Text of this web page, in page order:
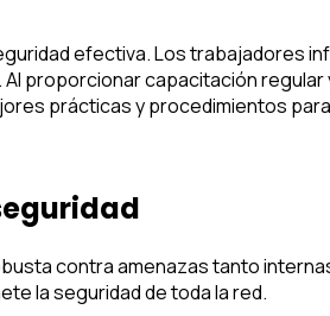
efectiva. Los trabajadores
proporcionar capacitación
prácticas y procedimientos
contra amenazas tanto
la seguridad de toda la red.